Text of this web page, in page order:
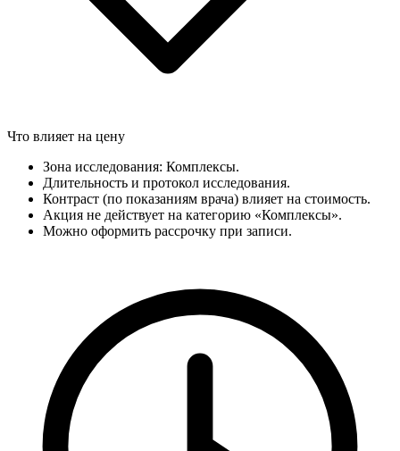
Что влияет на цену
Зона исследования: Комплексы.
Длительность и протокол исследования.
Контраст (по показаниям врача) влияет на стоимость.
Акция не действует на категорию «Комплексы».
Можно оформить рассрочку при записи.